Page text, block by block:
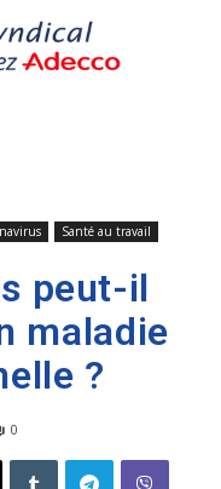
Santé au travail
peut-il
maladie
?
0